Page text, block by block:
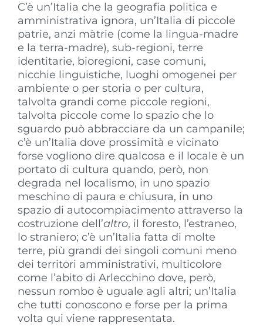
C’è un’Italia che la geografia politica e
amministrativa ignora, un’Italia di piccole
patrie, anzi màtrie (come la lingua-madre
e la terra-madre), sub-regioni, terre
identitarie, bioregioni, case comuni,
nicchie linguistiche, luoghi omogenei per
ambiente o per storia o per cultura,
talvolta grandi come piccole regioni,
talvolta piccole come lo spazio che lo
sguardo può abbracciare da un campanile;
c’è un’Italia dove prossimità e vicinato
forse vogliono dire qualcosa e il locale è un
portato di cultura quando, però, non
degrada nel localismo, in uno spazio
meschino di paura e chiusura, in uno
spazio di autocompiacimento attraverso la
costruzione dell’altro, il foresto, l’estraneo,
lo straniero; c’è un’Italia fatta di molte
terre, più grandi dei singoli comuni meno
dei territori amministrativi, multicolore
come l’abito di Arlecchino dove, però,
nessun rombo è uguale agli altri; un’Italia
che tutti conoscono e forse per la prima
volta qui viene rappresentata.